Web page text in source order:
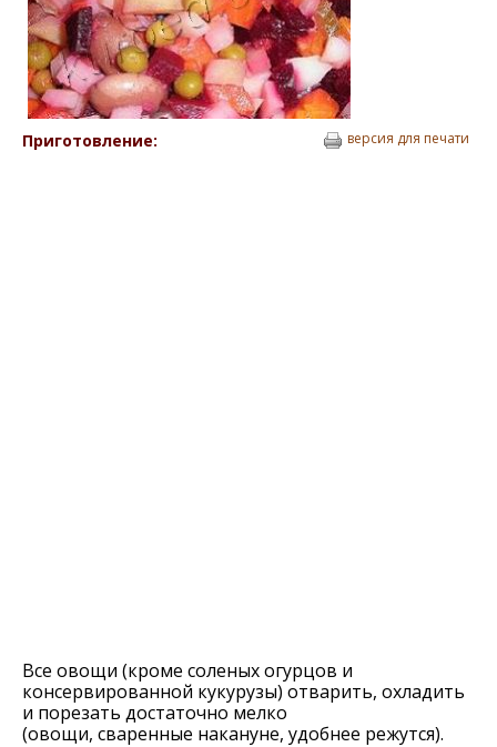
Приготовление: версия для печати
Все овощи (кроме соленых огурцов и
консервированной кукурузы) отварить, охладить
и порeзать достаточно мелко
(овощи, сваренные накануне, удобнее режутся).